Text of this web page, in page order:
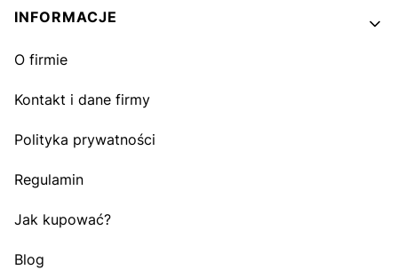
INFORMACJE
O firmie
Kontakt i dane firmy
Polityka prywatności
Regulamin
Jak kupować?
Blog